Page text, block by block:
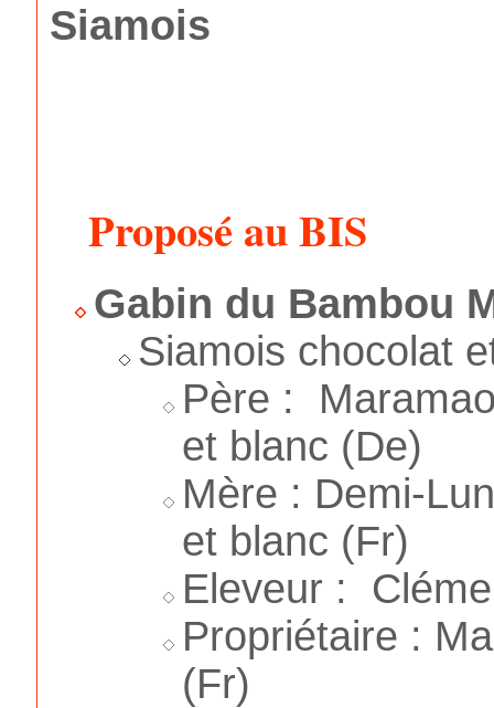
Siamois
Proposé au BIS
Gabin du Bambou
Siamois chocolat
Père :
et blanc (De)
Mère : Demi-
et blanc (Fr)
Eleveur :
Propriétaire :
(Fr)